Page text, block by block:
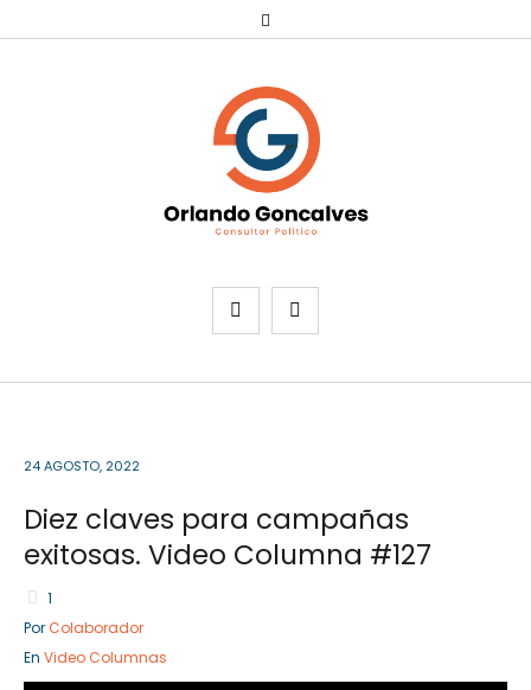
Sector Público
Servicios Servicios
24 AGOSTO, 2022
Diez claves para campañas
exitosas. Video Columna #127
1
Por Colaborador
En Video Columnas